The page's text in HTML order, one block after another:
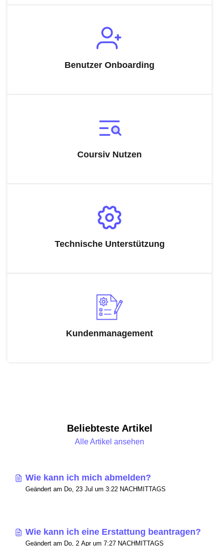
Benutzer Onboarding
Coursiv Nutzen
Technische Unterstützung
Kundenmanagement
Beliebteste Artikel
Alle Artikel ansehen
Wie kann ich mich abmelden?
Geändert am Do, 23 Jul um 3:22 NACHMITTAGS
Wie kann ich eine Erstattung beantragen?
Geändert am Do, 2 Apr um 7:27 NACHMITTAGS